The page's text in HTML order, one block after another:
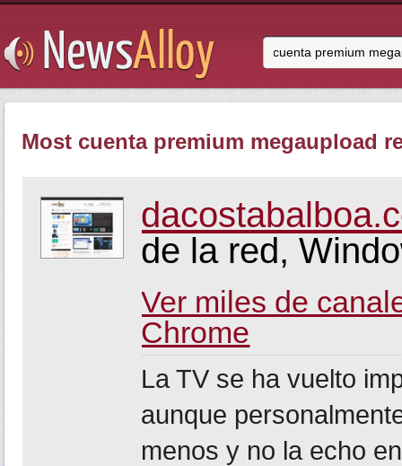
Most cuenta premium megaupload
de la red,
Ver miles de
Chrome
La TV se ha vuelto
aunque
menos y no la echo